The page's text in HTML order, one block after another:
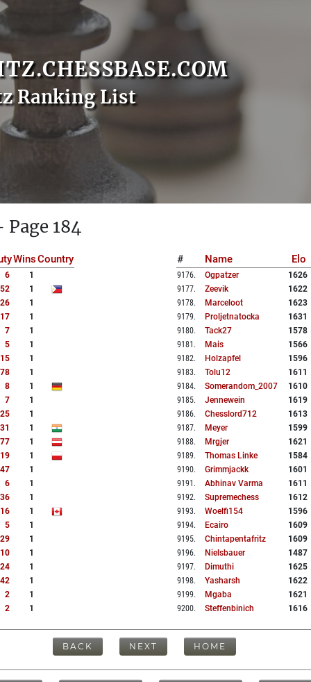
Ranking List
184
WinsCountry
6
1
52
1
26
1
17
1
7
1
5
1
15
1
78
1
8
1
7
1
25
1
31
1
1
19
1
1
6
1
36
1
16
1
5
1
29
1
10
1
24
1
42
1
2
1
2 1
# Name Elo
9176. Ogpatzer 1626
9177. Zeevik 1622
9178. Marceloot 1623
9179. Proljetnatocka 1631
9180. Tack27 1578
9181 . Mais 1566
9182. Holzapfel 1596
9183. Tolu12 1611
9184. Somerandom_2007 1610
9185. Jennewein 1619
9186. Chesslord712 1613
9187. Meyer 1599
9188. Mrgjer 1621
9189. Thomas Linke 1584
9190. Grimmjackk 1601
9191 . Abhinav Varma 1611
9192. Supremechess 1612
9193. Woelfi154 1596
9194. Ecairo 1609
9195. Chintapentafritz 1609
9196. Nielsbauer 1487
9197. Dimuthi 1625
9198. Yasharsh 1622
9199. Mgaba 1621
9200. Steffenbinich 1616
BACK NEXT HOME